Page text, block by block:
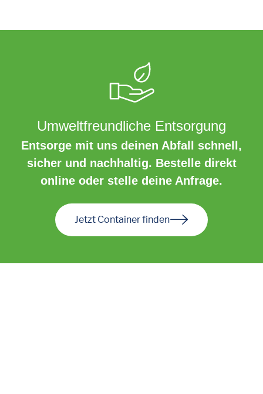
Umweltfreundliche Entsorgung
Entsorge mit uns deinen Abfall schnell,
sicher und nachhaltig. Bestelle direkt
online oder stelle deine Anfrage.
Jetzt Container finden